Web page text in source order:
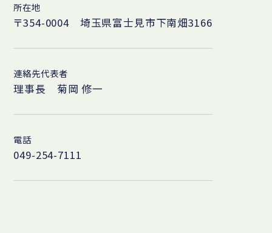
所在地
〒354-0004 埼玉県富士見市下南畑3166
連絡先代表者
理事長 菊岡 修一
電話
049-254-7111